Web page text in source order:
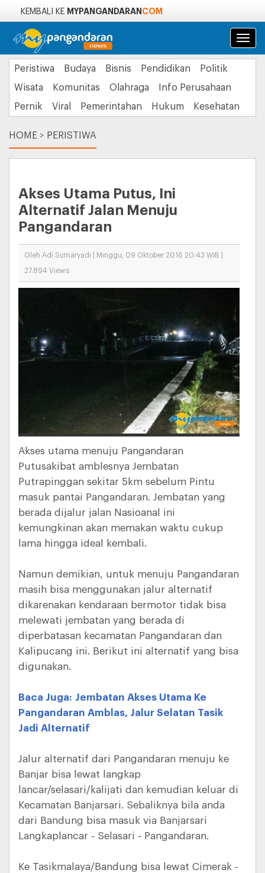
KEMBALI KE MYPANGANDARAN COM
Peristiwa Budaya Bisnis Pendidikan
Politik
Wisata
Komunitas Olahraga
Info Perusahaan
Pernik
Viral Pemerintahan Hukum Kesehatan
HOME > PERISTIWA
Akses Utama Putus, Ini
Alternatif Jalan Menuju
Pangandaran
Oleh Adi Sumaryadi | Minggu, 09 Oktober 2016 20:43 WIB |
27.894 Views
Akses utama menuju Pangandaran
Putusakibat amblesnya Jembatan
Putrapinggan sekitar 5km sebelum Pintu
masuk pantai Pangandaran. Jembatan yang
berada dijalur jalan Nasioanal ini
kemungkinan akan memakan waktu cukup
lama hingga ideal kembali.
Namun demikian, untuk menuju Pangandaran
masih bisa menggunakan jalur alternatif
dikarenakan kendaraan bermotor tidak bisa
melewati jembatan yang berada di
diperbatasan kecamatan Pangandaran dan
Kalipucang ini. Berikut ini alternatif yang bisa
digunakan.
Baca Juga: Jembatan Akses Utama Ke
Pangandaran Amblas, Jalur Selatan Tasik
Jadi Alternatif
Jalur alternatif dari Pangandaran menuju ke
Banjar bisa lewat langkap
lancar/selasari/kalijati dan kemudian keluar di
Kecamatan Banjarsari. Sebaliknya bila anda
dari Bandung bisa masuk via Banjarsari
Langkaplancar - Selasari - Pangandaran.
Ke Tasikmalaya/Bandung bisa lewat Cimerak -